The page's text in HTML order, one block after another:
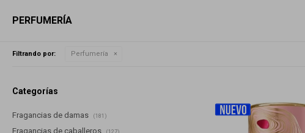
PERFUMERÍA
Filtrando por: Perfumería
Categorías
Fragancias de damas (181)
Fragancias de caballeros (127)